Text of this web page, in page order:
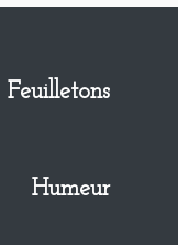
Feuilletons
Humeur